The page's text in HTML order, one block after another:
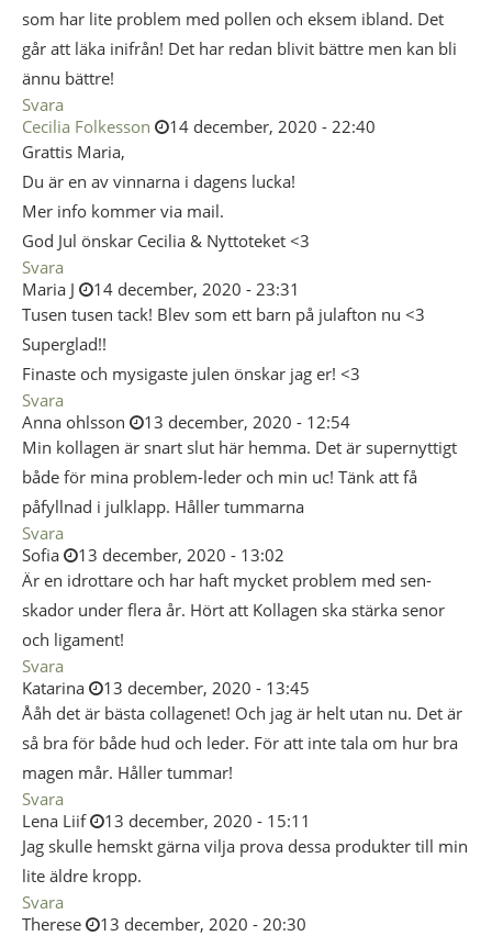
som har lite problem med pollen och eksem ibland. Det
går att läka inifrån! Det har redan blivit bättre men kan bli
ännu bättre!
Svara
Cecilia Folkesson
14 december, 2020 - 22:40
Grattis Maria,
Du är en av vinnarna i dagens lucka!
Mer info kommer via mail.
God Jul önskar Cecilia & Nyttoteket <3
Svara
Maria J
14 december, 2020 - 23:31
Tusen tusen tack! Blev som ett barn på julafton nu <3
Superglad!!
Finaste och mysigaste julen önskar jag er! <3
Svara
Anna ohlsson
13 december, 2020 - 12:54
Min kollagen är snart slut här hemma. Det är supernyttigt
både för mina problem-leder och min uc! Tänk att få
påfyllnad i julklapp. Håller tummarna
Svara
Sofia
13 december, 2020 - 13:02
Är en idrottare och har haft mycket problem med sen-
skador under flera år. Hört att Kollagen ska stärka senor
och ligament!
Svara
Katarina
13 december, 2020 - 13:45
Ååh det är bästa collagenet! Och jag är helt utan nu. Det är
så bra för både hud och leder. För att inte tala om hur bra
magen mår. Håller tummar!
Svara
Lena Liif
13 december, 2020 - 15:11
Jag skulle hemskt gärna vilja prova dessa produkter till min
lite äldre kropp.
Svara
Therese
13 december, 2020 - 20:30